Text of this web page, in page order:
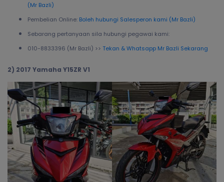
(Mr Bazli)
Pembelian Online: Boleh hubungi Salesperon kami (Mr Bazli)
Sebarang pertanyaan sila hubungi pegawai kami:
010-8833396 (Mr Bazli) >> Tekan & Whatsapp Mr Bazli Sekarang
2) 2017 Yamaha Y15ZR V1